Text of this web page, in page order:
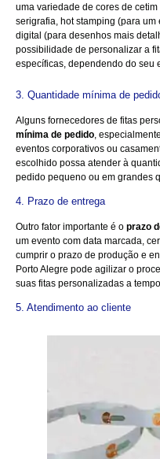
uma variedade de cores de
serigrafia, hot stamping (para
digital (para desenhos mais
possibilidade de personalizar a
específicas, dependendo do seu
3. Quantidade mínima de
Alguns fornecedores de fitas
mínima de pedido ,
eventos corporativos ou
escolhido possa atender à
pedido pequeno ou em grandes
4. Prazo de entrega
Outro fator importante é o prazo
um evento com data marcada,
cumprir o prazo de produção e
Porto Alegre pode agilizar o
suas fitas personalizadas a
5. Atendimento ao cliente